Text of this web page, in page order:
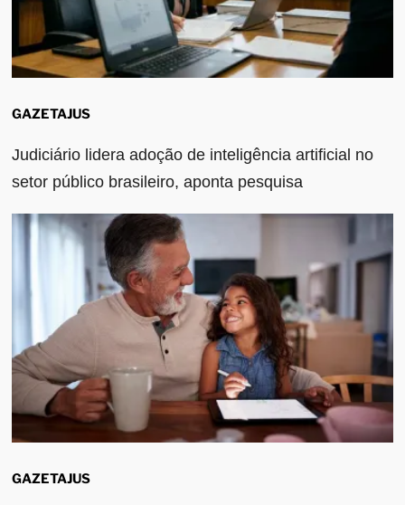
GAZETAJUS
Judiciário lidera adoção de inteligência artificial no
setor público brasileiro, aponta pesquisa
GAZETAJUS